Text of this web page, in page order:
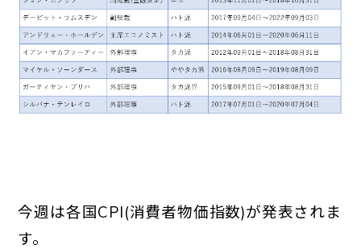
今週は各国CPI(消費者物価指数)が発表されま
す。